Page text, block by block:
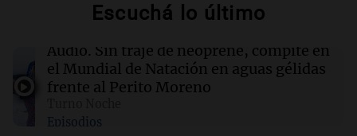
Incendio en Cuernavaca por fuga de gas en
00:05 Política y Economía
Ley de Propiedad Privada: maratónica sesión
extranjeros
Escuchá lo último
Audio. Sin traje de neoprene, compite en
el Mundial de Natación en aguas gélidas
frente al Perito Moreno
Episodios